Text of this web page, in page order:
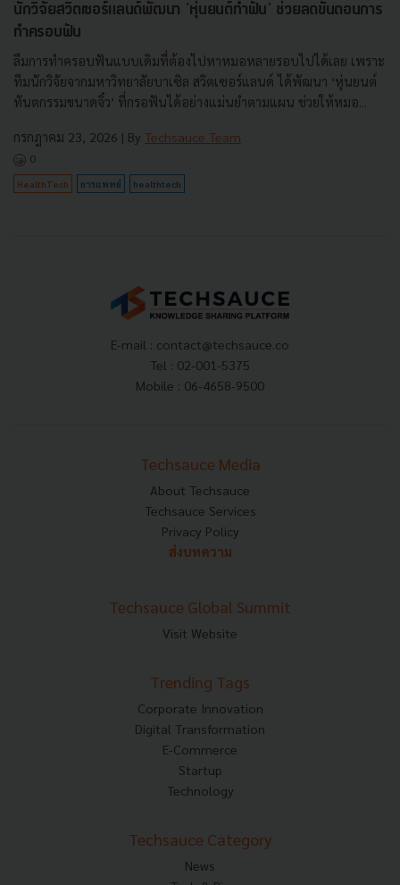
นักวิจัยสวิตเซอร์แลนด์พัฒนา ‘หุ่นยนต์ทำฟัน’ ช่วยลดขั้นตอนการ
ทำครอบฟัน
ลืมการทำครอบฟันแบบเดิมที่ต้องไปหาหมอหลายรอบไปได้เลย เพราะ
ทีมนักวิจัยจากมหาวิทยาลัยบาเซิล สวิตเซอร์แลนด์ ได้พัฒนา ‘หุ่นยนต์
ทันตกรรมขนาดจิ๋ว’ ที่กรอฟันได้อย่างแม่นยำตามแผน ช่วยให้หมอ...
กรกฎาคม 23, 2026 | By Techsauce Team
0
HealthTech การแพทย์ healthtech
E-mail : contact@techsauce.co
Tel : 02-001-5375
Mobile : 06-4658-9500
Techsauce Media
About Techsauce
Techsauce Services
Privacy Policy
ส่งบทความ
Techsauce Global Summit
Visit Website
Trending Tags
Corporate Innovation
Digital Transformation
E-Commerce
Startup
Technology
Techsauce Category
News